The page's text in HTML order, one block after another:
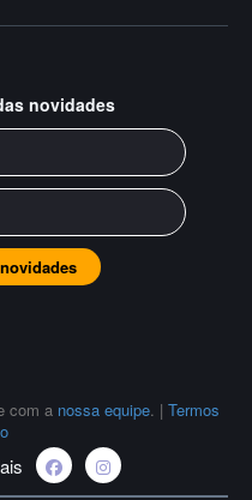
novidades
com a nossa equipe. | Termos